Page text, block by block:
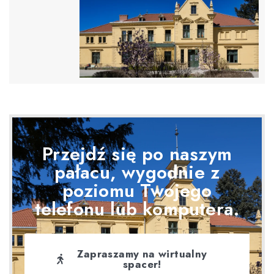
Przejdź się po naszym
pałacu, wygodnie z
poziomu Twojego
telefonu lub komputera.
Zapraszamy na wirtualny
spacer!